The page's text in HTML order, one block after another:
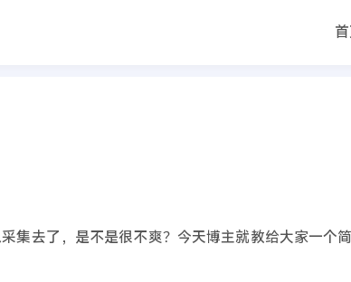
集去了，是不是很不爽？今天博主就教给大家一个